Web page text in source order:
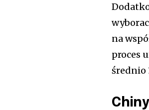
na
proces
średnio